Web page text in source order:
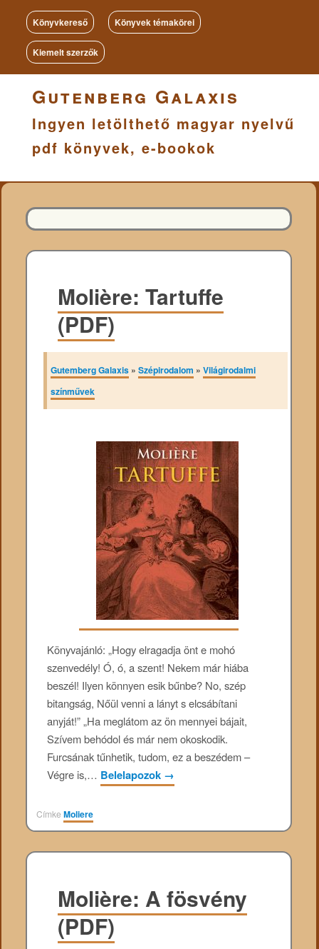
Könyvkereső Könyvek témakörei
Kiemelt szerzők
Gutenberg Galaxis
Ingyen letölthető magyar nyelvű
pdf könyvek, e-bookok
Molière: Tartuffe
(PDF)
Gutemberg Galaxis »Szépirodalom »Világirodalmi
színművek
Könyvajánló: „Hogy elragadja önt e mohó
szenvedély! Ó, ó, a szent! Nekem már hiába
beszél! Ilyen könnyen esik bűnbe? No, szép
bitangság, Nőül venni a lányt s elcsábítani
anyját!” „Ha meglátom az ön mennyei bájait,
Szívem behódol és már nem okoskodik.
Furcsának tűnhetik, tudom, ez a beszédem –
Végre is,… Belelapozok →
CímkeMoliere
Molière: A fösvény
(PDF)